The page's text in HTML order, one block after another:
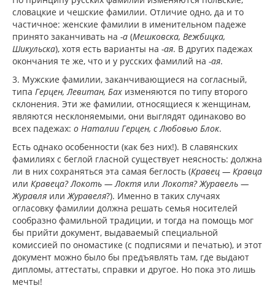
словацкие и чешские фамилии. Отличие одно, да и то
частичное: женские фамилии в именительном падеже
принято заканчивать на -а (Мешковска, Вежбицка,
Шикульска), хотя есть варианты на -ая. В других падежах
окончания те же, что и у русских фамилий на -ая.
3. Мужские фамилии, заканчивающиеся на согласный,
типа Герцен, Левитан, Бах изменяются по типу второго
склонения. Эти же фамилии, относящиеся к женщинам,
являются несклоняемыми, они выглядят одинаково во
всех падежах: о Наталии Герцен, с Любовью Блок.
Есть однако особенности (как без них!). В славянских
фамилиях с беглой гласной существует неясность: должна
ли в них сохраняться эта самая беглость (Кравец — Кравца
или Кравеца? Локоть — Локтя или Локотя? Журавель —
Журавля или Журавеля?). Именно в таких случаях
огласовку фамилии должна решать семья носителей
сообразно фамильной традиции, и тогда на помощь мог
бы прийти документ, выдаваемый специальной
комиссией по ономастике (с подписями и печатью), и этот
документ можно было бы предъявлять там, где выдают
дипломы, аттестаты, справки и другое. Но пока это лишь
мечты!